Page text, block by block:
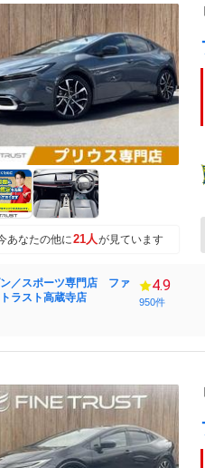
あなたの他に21人が見ています
／スポーツ専門店 ファ
ラスト高蔵寺店
4.9
950件